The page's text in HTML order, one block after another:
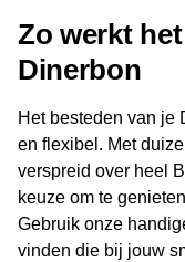
buurt, bijvoorbeeld in
De ontvanger kiest
van deze culinaire
niet alleen een
Zo werkt
Dinerbon
Het besteden van je
en flexibel. Met
verspreid over heel
keuze om te
Gebruik onze
vinden die bij jouw